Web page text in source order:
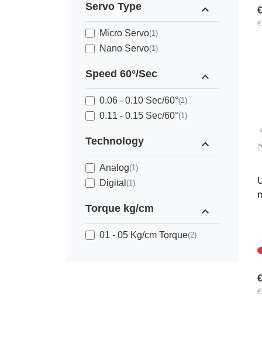
Servo Type expand_less
Micro Servo(1)
Nano Servo(1)
Speed 60°/Sec expand_less
0.06 - 0.10 Sec/60°(1)
0.11 - 0.15 Sec/60°(1)
Technology expand_less
Analog(1)
Digital (1)
Torque kg/cm expand_less
01 - 05 Kg/cm Torque(2)